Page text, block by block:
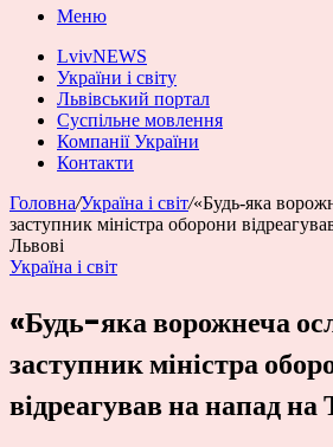
Меню
LvivNEWS
України і світу
Львівський портал
Суспільне мовлення
Компанії України
Контакти
Головна/Україна і світ/«Будь-яка
заступник міністра оборони
Львові
Україна і світ
«Будь-яка ворожнеча
заступник міністра
відреагував на напад